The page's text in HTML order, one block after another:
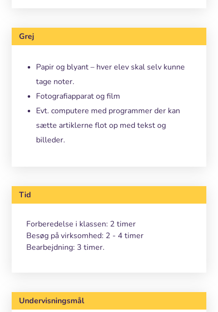
Grej
Papir og blyant – hver elev skal selv kunne
tage noter.
Fotografiapparat og film
Evt. computere med programmer der kan
sætte artiklerne flot op med tekst og
billeder.
Tid
Forberedelse i klassen: 2 timer
Besøg på virksomhed: 2 - 4 timer
Bearbejdning: 3 timer.
Undervisningsmål